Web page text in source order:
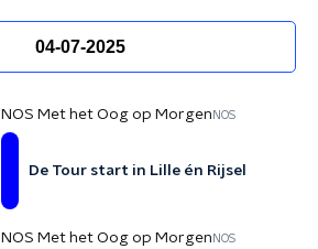
04-07-2025
NOS Met het Oog op Morgen NOS
De Tour start in Lille én Rijsel
NOS Met het Oog op Morgen NOS